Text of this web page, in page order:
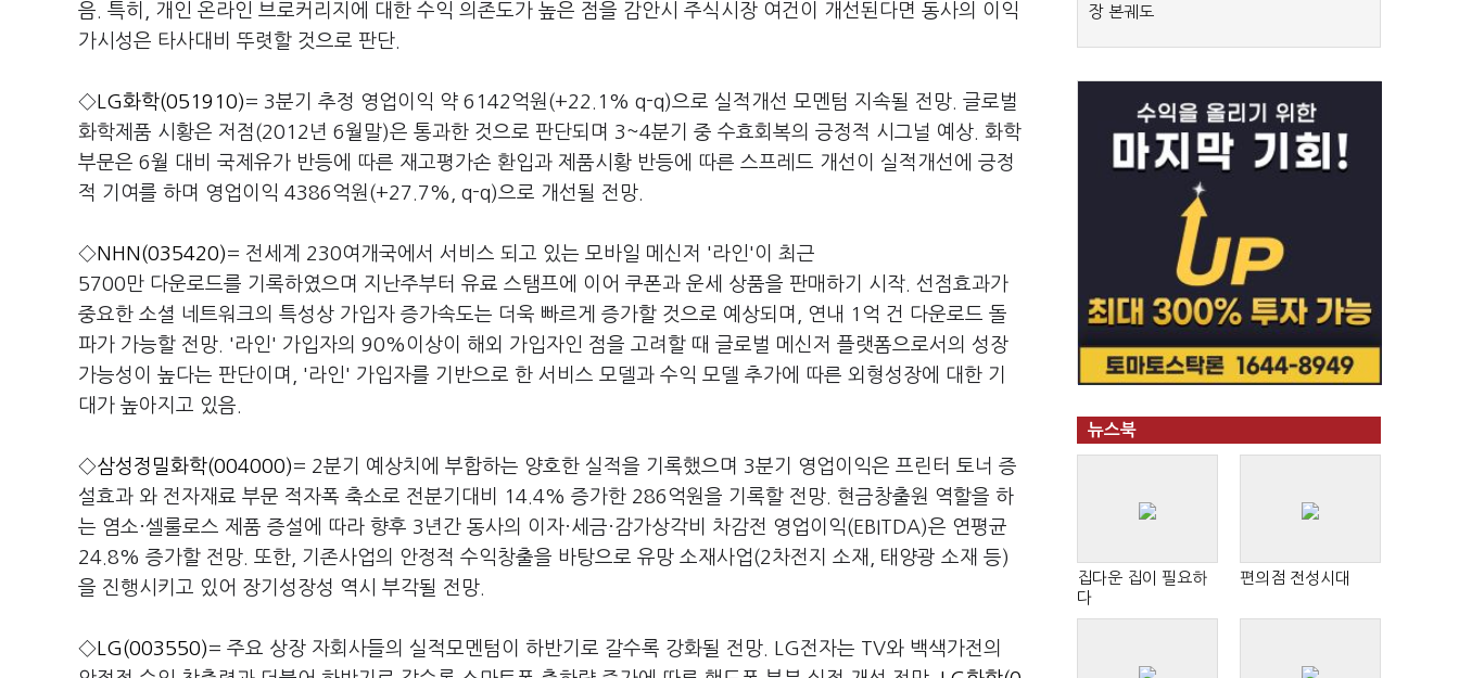
음. 특히, 개인 온라인 브로커리지에 대한 수익 의존도가 높은 점을 감안시 주식시장 여건이 개선된다면 동사의 이익
가시성은 타사대비 뚜렷할 것으로 판단.
◇ LG화학(051910)= 3분기 추정 영업이익 약 6142억원(+22.1% q-q)으로 실적개선 모멘텀 지속될 전망. 글로벌
화학제품 시황은 저점(2012년 6월말)은 통과한 것으로 판단되며 3~4분기 중 수효회복의 긍정적 시그널 예상. 화학
부문은 6월 대비 국제유가 반등에 따른 재고평가손 환입과 제품시황 반등에 따른 스프레드 개선이 실적개선에 긍정
적 기여를 하며 영업이익 4386억원(+27.7%, q-q)으로 개선될 전망.
◇NHN(035420)= 전세계 230여개국에서 서비스 되고 있는 모바일 메신저 '라인'이 최근
5700만 다운로드를 기록하였으며 지난주부터 유료 스탬프에 이어 쿠폰과 운세 상품을 판매하기 시작. 선점효과가
중요한 소셜 네트워크의 특성상 가입자 증가속도는 더욱 빠르게 증가할 것으로 예상되며, 연내 1억 건 다운로드 돌
파가 가능할 전망. '라인' 가입자의 90%이상이 해외 가입자인 점을 고려할 때 글로벌 메신저 플랫폼으로서의 성장
가능성이 높다는 판단이며, '라인' 가입자를 기반으로 한 서비스 모델과 수익 모델 추가에 따른 외형성장에 대한 기
대가 높아지고 있음.
◇삼성정밀화학(004000)= 2분기 예상치에 부합하는 양호한 실적을 기록했으며 3분기 영업이익은 프린터 토너 증
설효과 와 전자재료 부문 적자폭 축소로 전분기대비 14.4% 증가한 286억원을 기록할 전망. 현금창출원 역할을 하
는 염소·셀룰로스 제품 증설에 따라 향후 3년간 동사의 이자·세금·감가상각비 차감전 영업이익(EBITDA)은 연평균
24.8% 증가할 전망. 또한, 기존사업의 안정적 수익창출을 바탕으로 유망 소재사업(2차전지 소재, 태양광 소재 등)
을 진행시키고 있어 장기성장성 역시 부각될 전망.
◇ LG(003550)= 주요 상장 자회사들의 실적모멘텀이 하반기로 갈수록 강화될 전망. LG전자는 TV와 백색가전의
장 본궤도
뉴스북
집다운 집이 필요하
다
편의점 전성시대